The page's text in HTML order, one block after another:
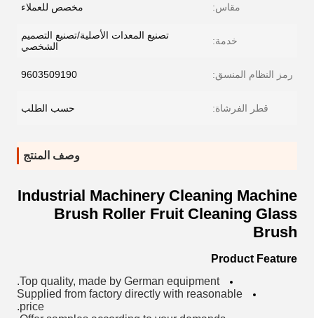
مقاس: مخصص للعملاء
خدمة:
تصنيع المعدات الأصلية/تصنيع التصميم
الشخصي
رمز النظام المنسق: 9603509190
قطر الفرشاة: حسب الطلب
وصف المنتج
Industrial Machinery Cleaning Machine
Brush Roller Fruit Cleaning Glass
Brush
Product Feature
Top quality, made by German equipment
.
Supplied from factory directly with reasonable
price.